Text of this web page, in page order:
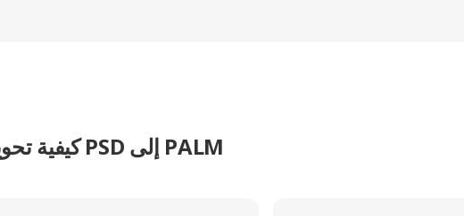
كيفية تحويل PSD إلى PALM